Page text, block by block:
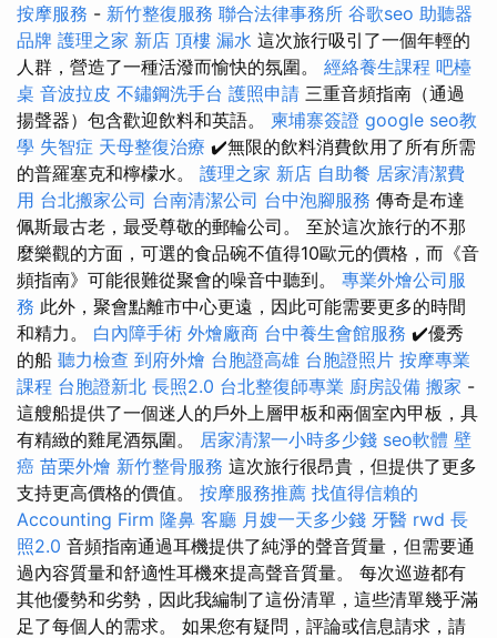
按摩服務 - 新竹整復服務 聯合法律事務所 谷歌seo 助聽器
品牌 護理之家 新店 頂樓 漏水 這次旅行吸引了一個年輕的
人群，營造了一種活潑而愉快的氛圍。 經絡養生課程 吧檯
桌 音波拉皮 不鏽鋼洗手台 護照申請 三重音頻指南（通過
揚聲器）包含歡迎飲料和英語。 柬埔寨簽證 google seo教
學 失智症 天母整復治療 ✔️無限的飲料消費飲用了所有所需
的普羅塞克和檸檬水。 護理之家 新店 自助餐 居家清潔費
用 台北搬家公司 台南清潔公司 台中泡腳服務 傳奇是布達
佩斯最古老，最受尊敬的郵輪公司。 至於這次旅行的不那
麼樂觀的方面，可選的食品碗不值得10歐元的價格，而《音
頻指南》可能很難從聚會的噪音中聽到。 專業外燴公司服
務 此外，聚會點離市中心更遠，因此可能需要更多的時間
和精力。 白內障手術 外燴廠商 台中養生會館服務 ✔️優秀
的船 聽力檢查 到府外燴 台胞證高雄 台胞證照片 按摩專業
課程 台胞證新北 長照2.0 台北整復師專業 廚房設備 搬家 -
這艘船提供了一個迷人的戶外上層甲板和兩個室內甲板，具
有精緻的雞尾酒氛圍。 居家清潔一小時多少錢 seo軟體 壁
癌 苗栗外燴 新竹整骨服務 這次旅行很昂貴，但提供了更多
支持更高價格的價值。 按摩服務推薦 找值得信賴的
Accounting Firm 隆鼻 客廳 月嫂一天多少錢 牙醫 rwd 長
照2.0 音頻指南通過耳機提供了純淨的聲音質量，但需要通
過內容質量和舒適性耳機來提高聲音質量。 每次巡遊都有
其他優勢和劣勢，因此我編制了這份清單，這些清單幾乎滿
足了每個人的需求。 如果您有疑問，評論或信息請求，請